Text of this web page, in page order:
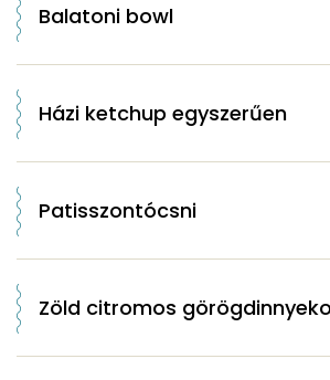
Balatoni bowl
Házi ketchup egyszerűen
Patisszontócsni
Zöld citromos